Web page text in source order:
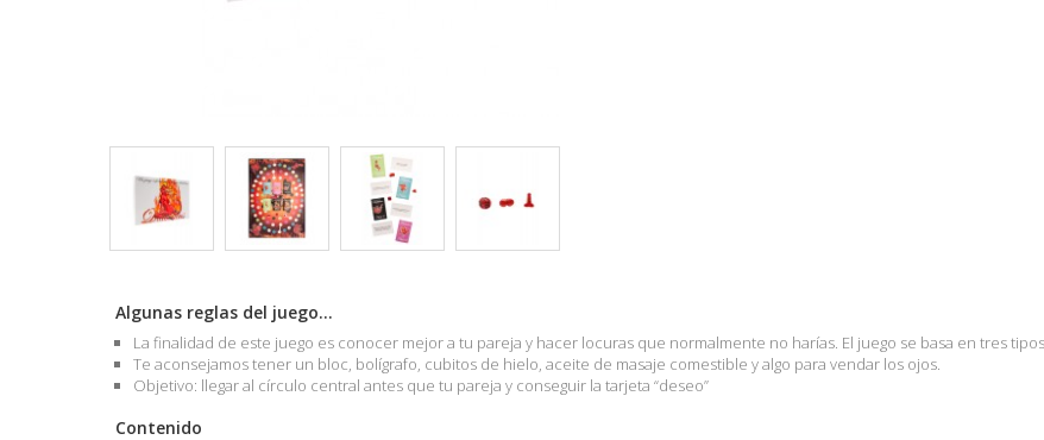
Algunas reglas del juego...
La finalidad de este juego es conocer mejor a tu pareja y hacer locuras que normalmente no harías. El juego se basa en tres
Te aconsejamos tener un bloc, bolígrafo, cubitos de hielo, aceite de masaje comestible y algo para vendar los ojos.
Objetivo: llegar al círculo central antes que tu pareja y conseguir la tarjeta “deseo”
Contenido